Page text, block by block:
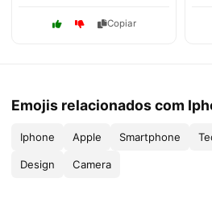
Copiar
Emojis relacionados com
Iphone Apple Smartphone
Design Camera